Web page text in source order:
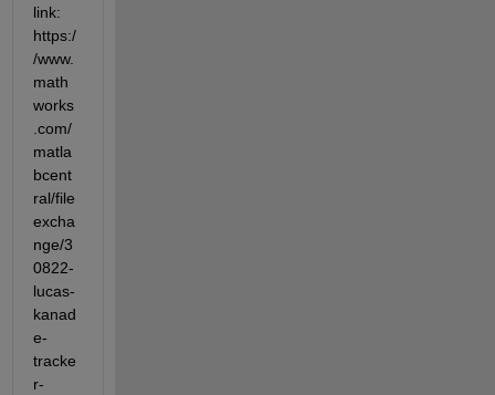
link:
https:/
/www.
math
works
.com/
matla
bcent
ral/file
excha
nge/3
0822-
lucas-
kanad
e-
tracke
r-